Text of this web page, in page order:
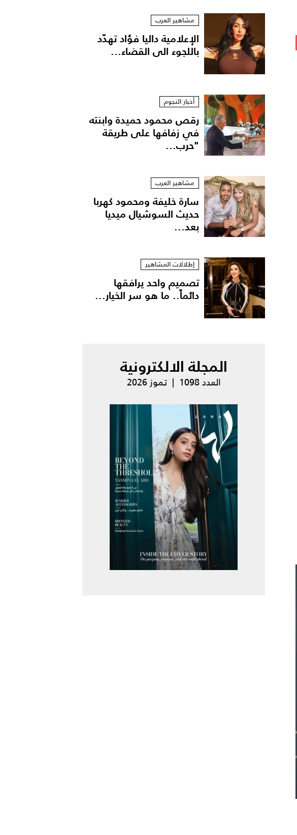
منشور لمى الكناني
مشاهير العرب
الإعلامية داليا فؤاد تهدّد
باللجوء الى القضاء...
أخبار النجوم
رقص محمود حميدة وابنته
في زفافها على طريقة
"حرب...
مشاهير العرب
سارة خليفة ومحمود كهربا
حديث السوشيال ميديا
بعد...
إطلالات المشاهير
تصميم واحد يرافقها
دائماً.. ما هو سر الخيار...
المجلة الالكترونية
العدد 1098 | تموز 2026